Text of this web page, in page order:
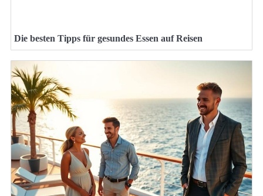
Die besten Tipps für gesundes Essen auf Reisen